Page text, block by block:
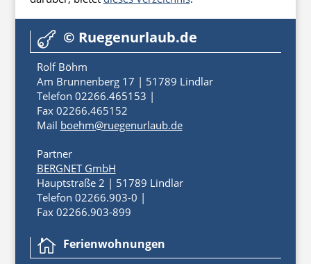
 © Ruegenurlaub.de
Rolf Böhm
Am Brunnenberg 17 | 51789 Lindlar
Telefon 02266.465153 |
Fax 02266.465152
Mail boehm@ruegenurlaub.de
Partner
BERGNET GmbH
Hauptstraße 2 | 51789 Lindlar
Telefon 02266.903-0 |
Fax 02266.903-899
 Ferienwohnungen